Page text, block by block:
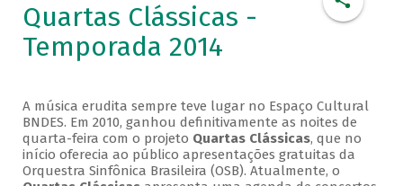
Quartas Clássicas -
Temporada 2014
A música erudita sempre teve lugar no Espaço Cultural
BNDES. Em 2010, ganhou definitivamente as noites de
quarta-feira com o projeto Quartas Clássicas, que no
início oferecia ao público apresentações gratuitas da
Orquestra Sinfônica Brasileira (OSB). Atualmente, o